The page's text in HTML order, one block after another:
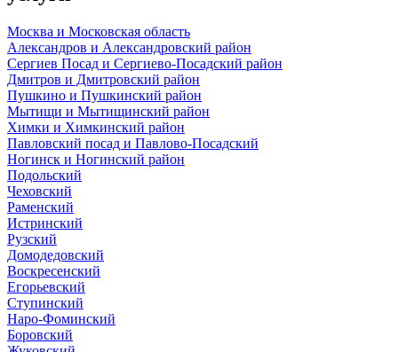
Москва и Московская область
Александров и Александровский район
Сергиев Посад и Сергиево-Посадский район
Дмитров и Дмитровский район
Пушкино и Пушкинский район
Мытищи и Мытищинский район
Химки и Химкинский район
Павловский посад и Павлово-Посадский
Ногинск и Ногинский район
Подольский
Чеховский
Раменский
Истринский
Рузский
Домодедовский
Воскресенский
Егорьевский
Ступинский
Наро-Фоминский
Боровский